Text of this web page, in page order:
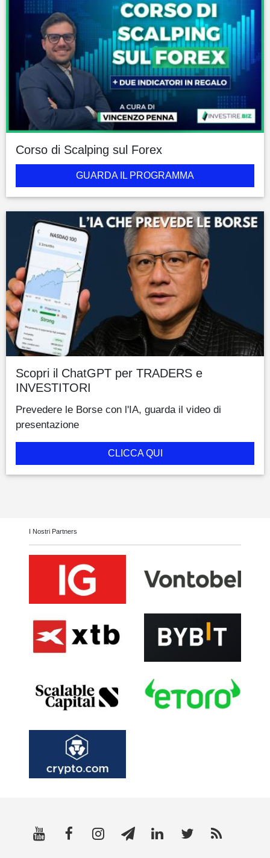
Corso di Scalping sul Forex
GUARDA IL PROGRAMMA
Scopri il ChatGPT per TRADERS e
INVESTITORI
Prevedere le Borse con l'IA, guarda il video di
presentazione
CLICCA QUI
I Nostri Partners